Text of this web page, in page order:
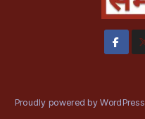
Proudly powered by WordPress